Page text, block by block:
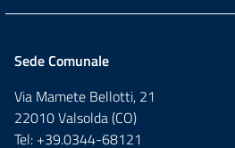
Sede Comunale
Via Mamete Bellotti, 21
22010 Valsolda (CO)
Tel: +39.0344-68121